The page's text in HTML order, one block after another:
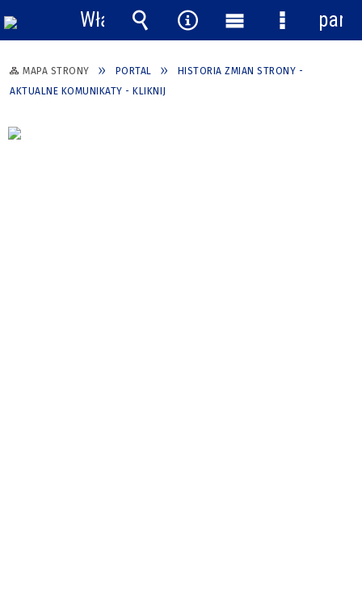
MAPA STRONY PORTAL
HISTORIA ZMIAN STRONY -
AKTUALNE KOMUNIKATY - KLIKNIJ
Włącz
powiadomienia
Wyszukiwarka
Narzędzia
Menu
główne
Menu
panel